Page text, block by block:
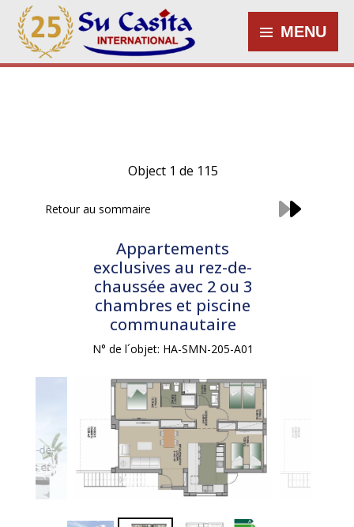
MENU
Object 1 de 115
Retour au sommaire
Appartements
exclusives au rez-de-
chaussée avec 2 ou 3
chambres et piscine
communautaire
N° de l´objet: HA-SMN-205-A01